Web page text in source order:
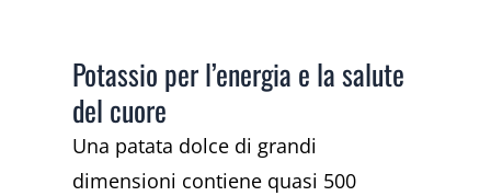
Potassio per l’energia e la salute
del cuore
Una patata dolce di grandi
dimensioni contiene quasi 500